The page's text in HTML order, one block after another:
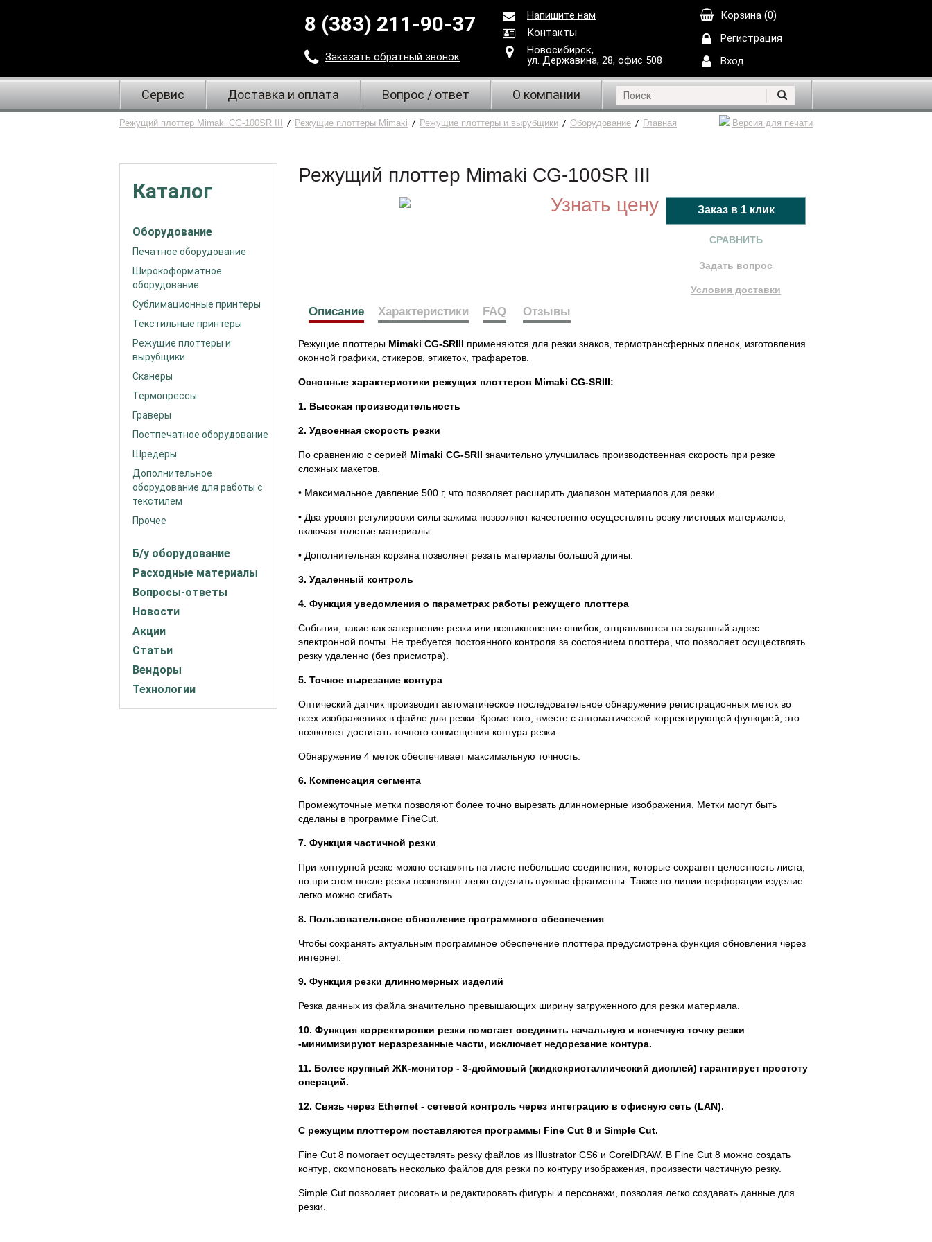
8 (383) 211-90-37
Заказать обратный звонок
Напишите нам
Контакты
Новосибирск,
ул. Державина, 28, офис 508
Корзина (0)
Регистрация
Вход
Сервис Доставка и оплата Вопрос / ответ О компании
Режущий плоттер Mimaki CG-100SR III / Режущие плоттеры Mimaki / Режущие плоттеры и вырубщики / Оборудование / Главная Версия для печати
Каталог
Оборудование
Печатное оборудование
Широкоформатное
оборудование
Сублимационные принтеры
Текстильные принтеры
Режущие плоттеры и
вырубщики
Сканеры
Термопрессы
Граверы
Постпечатное оборудование
Шредеры
Дополнительное
оборудование для работы с
текстилем
Прочее
Б/у оборудование
Расходные материалы
Вопросы-ответы
Новости
Акции
Статьи
Вендоры
Технологии
Режущий плоттер Mimaki CG-100SR III
Узнать цену
СРАВНИТЬ
Задать вопрос
Условия доставки
Описание Характеристики FAQ Отзывы
Режущие плоттеры Mimaki CG-SRIII применяются для резки знаков, термотрансферных пленок, изготовления
оконной графики, стикеров, этикеток, трафаретов.
Основные характеристики режущих плоттеров Mimaki CG-SRIII:
1. Высокая производительность
2. Удвоенная скорость резки
По сравнению с серией Mimaki CG-SRII значительно улучшилась производственная скорость при резке
сложных макетов.
• Максимальное давление 500 г, что позволяет расширить диапазон материалов для резки.
• Два уровня регулировки силы зажима позволяют качественно осуществлять резку листовых материалов,
включая толстые материалы.
• Дополнительная корзина позволяет резать материалы большой длины.
3. Удаленный контроль
4. Функция уведомления о параметрах работы режущего плоттера
События, такие как завершение резки или возникновение ошибок, отправляются на заданный адрес
электронной почты. Не требуется постоянного контроля за состоянием плоттера, что позволяет осуществлять
резку удаленно (без присмотра).
5. Точное вырезание контура
Оптический датчик производит автоматическое последовательное обнаружение регистрационных меток во
всех изображениях в файле для резки. Кроме того, вместе с автоматической корректирующей функцией, это
позволяет достигать точного совмещения контура резки.
Обнаружение 4 меток обеспечивает максимальную точность.
6. Компенсация сегмента
Промежуточные метки позволяют более точно вырезать длинномерные изображения. Метки могут быть
сделаны в программе FineCut.
7. Функция частичной резки
При контурной резке можно оставлять на листе небольшие соединения, которые сохранят целостность листа,
но при этом после резки позволяют легко отделить нужные фрагменты. Также по линии перфорации изделие
легко можно сгибать.
8. Пользовательское обновление программного обеспечения
Чтобы сохранять актуальным программное обеспечение плоттера предусмотрена функция обновления через
интернет.
9. Функция резки длинномерных изделий
Резка данных из файла значительно превышающих ширину загруженного для резки материала.
10. Функция корректировки резки помогает соединить начальную и конечную точку резки
-минимизируют неразрезанные части, исключает недорезание контура.
11. Более крупный ЖК-монитор - 3-дюймовый (жидкокристаллический дисплей) гарантирует простоту
операций.
12. Связь через Ethernet - сетевой контроль через интеграцию в офисную сеть (LAN).
С режущим плоттером поставляются программы Fine Cut 8 и Simple Cut.
Fine Cut 8 помогает осуществлять резку файлов из Illustrator CS6 и CorelDRAW. В Fine Cut 8 можно создать
контур, скомпоновать несколько файлов для резки по контуру изображения, произвести частичную резку.
Simple Cut позволяет рисовать и редактировать фигуры и персонажи, позволяя легко создавать данные для
резки.